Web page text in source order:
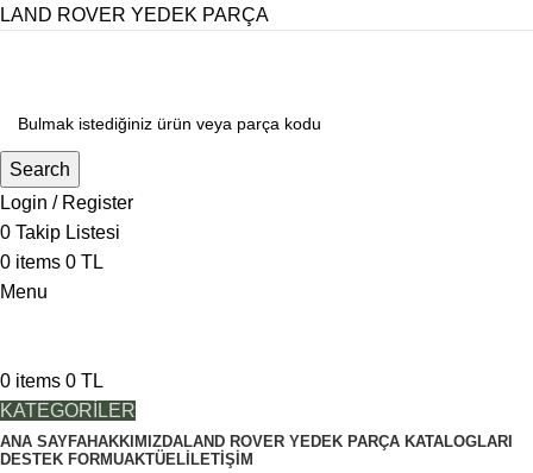
LAND ROVER YEDEK PARÇA
Search
Login / Register
0 Takip Listesi
0 items 0 TL
Menu
0 items 0 TL
KATEGORİLER
ANA SAYFAHAKKIMIZDALAND ROVER YEDEK PARÇA KATALOGLARI
DESTEK FORMUAKTÜEL İLETIŞIM